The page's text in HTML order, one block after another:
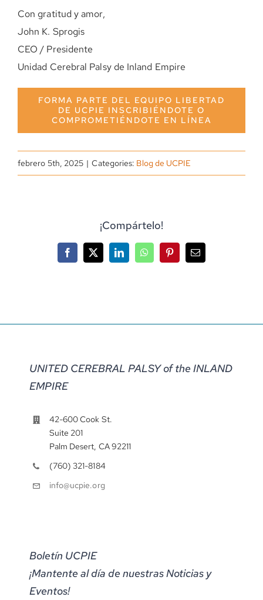
Con gratitud y amor,
John K. Sprogis
CEO / Presidente
Unidad Cerebral Palsy de Inland Empire
FORMA PARTE DEL EQUIPO LIBERTAD
DE UCPIE INSCRIBIÉNDOTE O
COMPROMETIÉNDOTE EN LÍNEA
febrero 5th, 2025 | Categories: Blog de UCPIE
¡Compártelo!
Facebook
X LinkedInWhatsAppPinterestCorreo
electrónico
UNITED CEREBRAL PALSY of the INLAND
EMPIRE
42-600 Cook St.
Suite 201
Palm Desert, CA 92211
(760) 321-8184
info@ucpie.org
Boletín UCPIE
¡Mantente al día de nuestras Noticias y
Eventos!